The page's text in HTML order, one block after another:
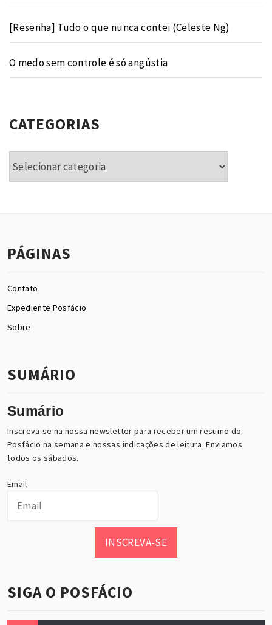
[Resenha] Tudo o que nunca contei (Celeste Ng)
O medo sem controle é só angústia
CATEGORIAS
PÁGINAS
Contato
Expediente Posfácio
Sobre
SUMÁRIO
Sumário
Inscreva-se na nossa newsletter para receber um resumo do
Posfácio na semana e nossas indicações de leitura. Enviamos
todos os sábados.
Email
INSCREVA-SE
SIGA O POSFÁCIO